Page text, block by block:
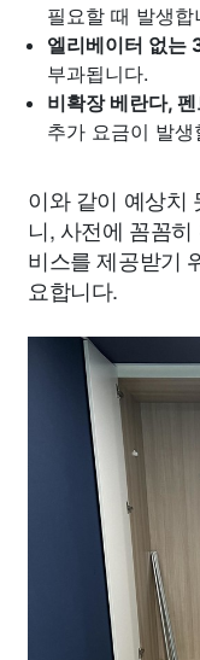
필요할 때 발생합
엘리베이터 없는
부과됩니다.
비확장 베란다,
추가 요금이 발
이와 같이 예상치
니, 사전에 꼼꼼
비스를 제공받기
요합니다.